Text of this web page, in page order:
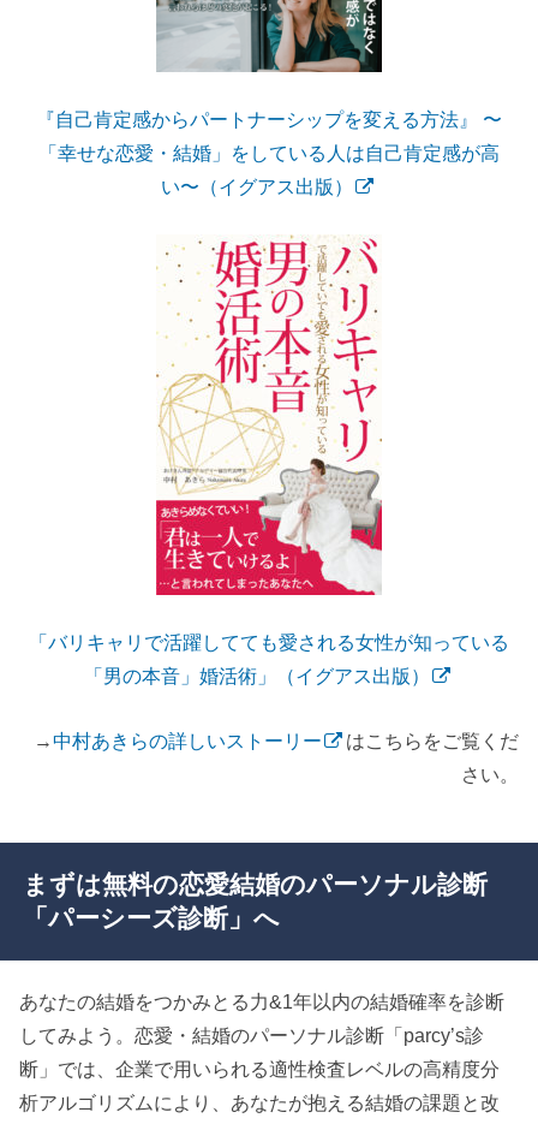
『自己肯定感からパートナーシップを変える方法』 〜
「幸せな恋愛・結婚」をしている人は自己肯定感が高
い〜（イグアス出版）
「バリキャリで活躍してても愛される女性が知っている
「男の本音」婚活術」（イグアス出版）
→中村あきらの詳しいストーリー
はこちらをご覧くだ
さい。
まずは無料の恋愛結婚のパーソナル診断
「パーシーズ診断」へ
あなたの結婚をつかみとる力&1年以内の結婚確率を診断
してみよう。恋愛・結婚のパーソナル診断「parcy’s診
断」では、企業で用いられる適性検査レベルの高精度分
析アルゴリズムにより、あなたが抱える結婚の課題と改